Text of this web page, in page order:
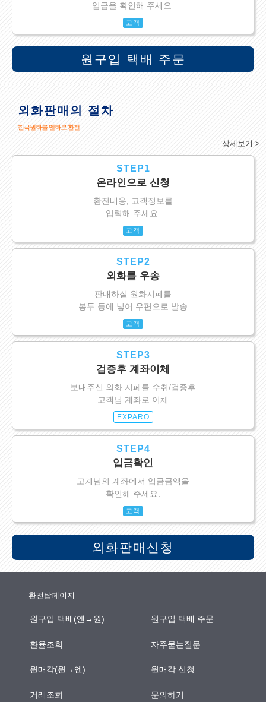
입금을 확인해 주세요.
고객
원구입 택배 주문
외화판매의 절차
한국원화를 엔화로 환전
상세보기 >
STEP1
온라인으로 신청
환전내용, 고객정보를
입력해 주세요.
고객
STEP2
외화를 우송
판매하실 원화지폐를
봉투 등에 넣어 우편으로 발송
고객
STEP3
검증후 계좌이체
보내주신 외화 지페를 수취/검증후
고객님 계좌로 이체
EXPARO
STEP4
입금확인
고계님의 계좌에서 입금금액을
확인해 주세요.
고객
외화판매신청
환전탑페이지
원구입 택배(엔→원) 원구입 택배 주문
환율조회 자주묻는질문
원매각(원→엔) 원매각 신청
거래조회 문의하기